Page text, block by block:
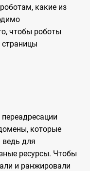
какие из
чтобы роботы
страницы
которые
ведь для
ресурсы. Чтобы
и ранжировали